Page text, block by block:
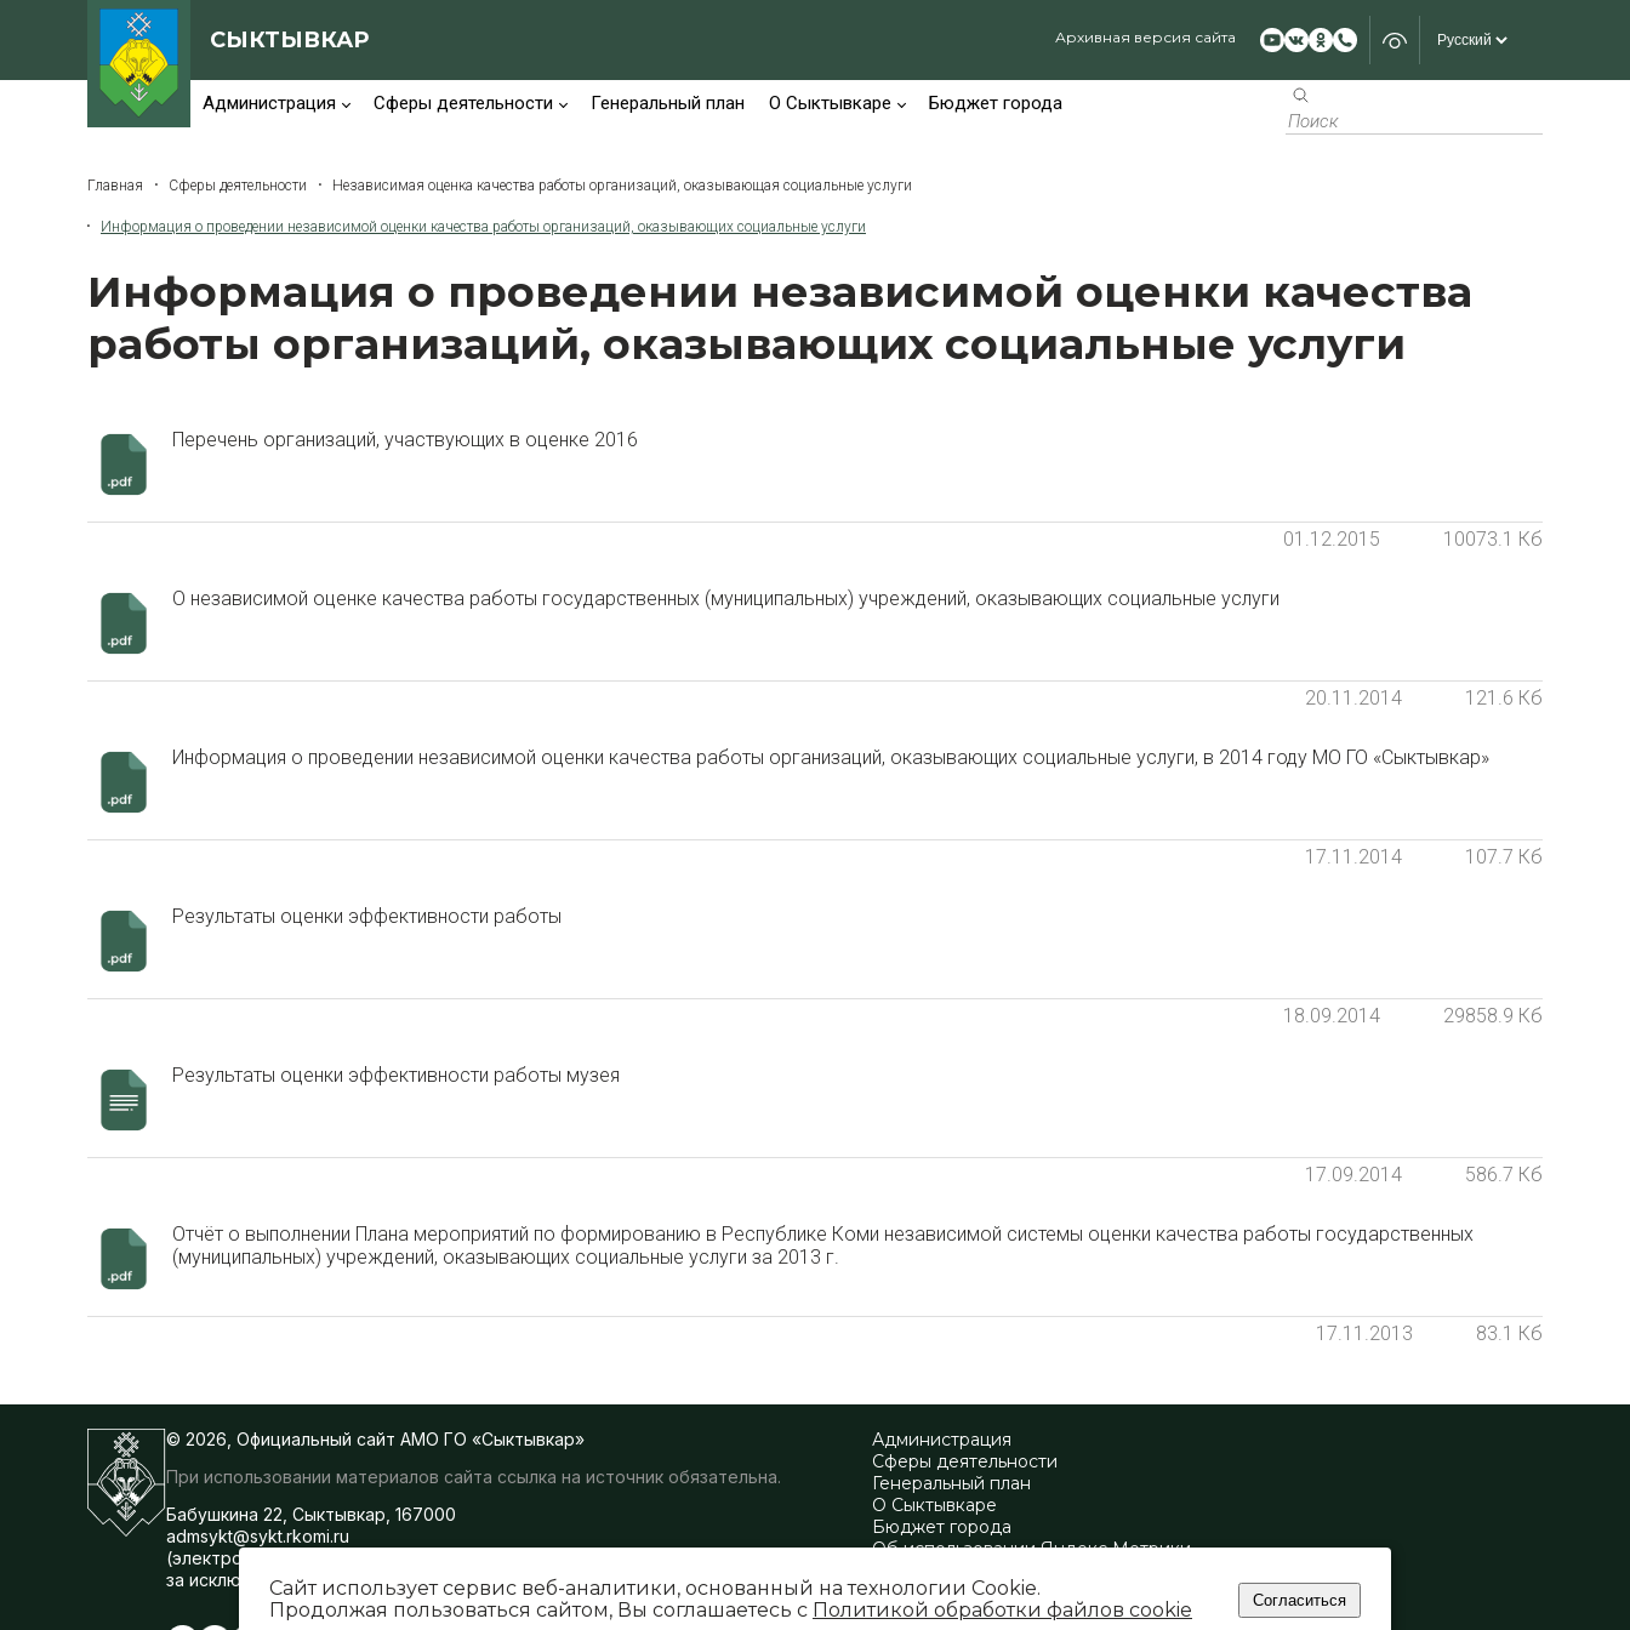
СЫКТЫВКАР Архивная версия сайта
Администрация Сферы деятельности Генеральный план О Сыктывкаре Бюджет города
Главная Сферы деятельности Независимая оценка качества работы организаций, оказывающая социальные услуги
Информация о проведении независимой оценки качества работы организаций, оказывающих социальные услуги
Информация о проведении независимой оценки качества
работы организаций, оказывающих социальные услуги
Перечень организаций, участвующих в оценке 2016
01.12.2015 10073.1 Кб
О независимой оценке качества работы государственных (муниципальных) учреждений, оказывающих социальные услуги
20.11.2014 121.6 Кб
Информация о проведении независимой оценки качества работы организаций, оказывающих социальные услуги, в 2014 году МО ГО «Сыктывкар»
17.11.2014 107.7 Кб
Результаты оценки эффективности работы
18.09.2014 29858.9 Кб
Результаты оценки эффективности работы музея
17.09.2014 586.7 Кб
Отчёт о выполнении Плана мероприятий по формированию в Республике Коми независимой системы оценки качества работы государственных
(муниципальных) учреждений, оказывающих социальные услуги за 2013 г.
17.11.2013 83.1 Кб
© 2026, Официальный сайт АМО ГО «Сыктывкар»
При использовании материалов сайта ссылка на источник обязательна.
Бабушкина 22, Сыктывкар, 167000
admsykt@sykt.rkomi.ru
(электронная почта для корреспонденции,
за исключением обращений граждан)
Администрация
Сферы деятельности
Генеральный план
О Сыктывкаре
Бюджет города
Об использовании Яндекс Метрики
Политика обработки персональных данных
Сайт использует сервис веб-аналитики, основанный на технологии Cookie.
Продолжая пользоваться сайтом, Вы соглашаетесь с Политикой обработки файлов cookie Согласиться